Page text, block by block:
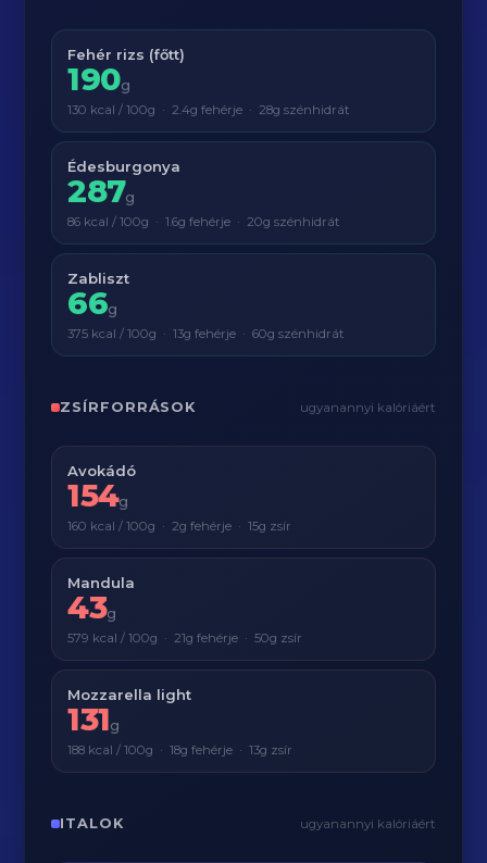
Fehér rizs (főtt)
190g
130 kcal / 100g · 2.4g fehérje · 28g szénhidrát
Édesburgonya
287g
86 kcal / 100g · 1.6g fehérje · 20g szénhidrát
Zabliszt
66g
375 kcal / 100g · 13g fehérje · 60g szénhidrát
ZSÍRFORRÁSOK ugyanannyi kalóriáért
Avokádó
154g
160 kcal / 100g · 2g fehérje · 15g zsír
Mandula
43g
579 kcal / 100g · 21g fehérje · 50g zsír
Mozzarella light
131g
188 kcal / 100g · 18g fehérje · 13g zsír
ITALOK ugyanannyi kalóriáért